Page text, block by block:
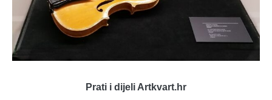
Prati i dijeli Artkvart.hr